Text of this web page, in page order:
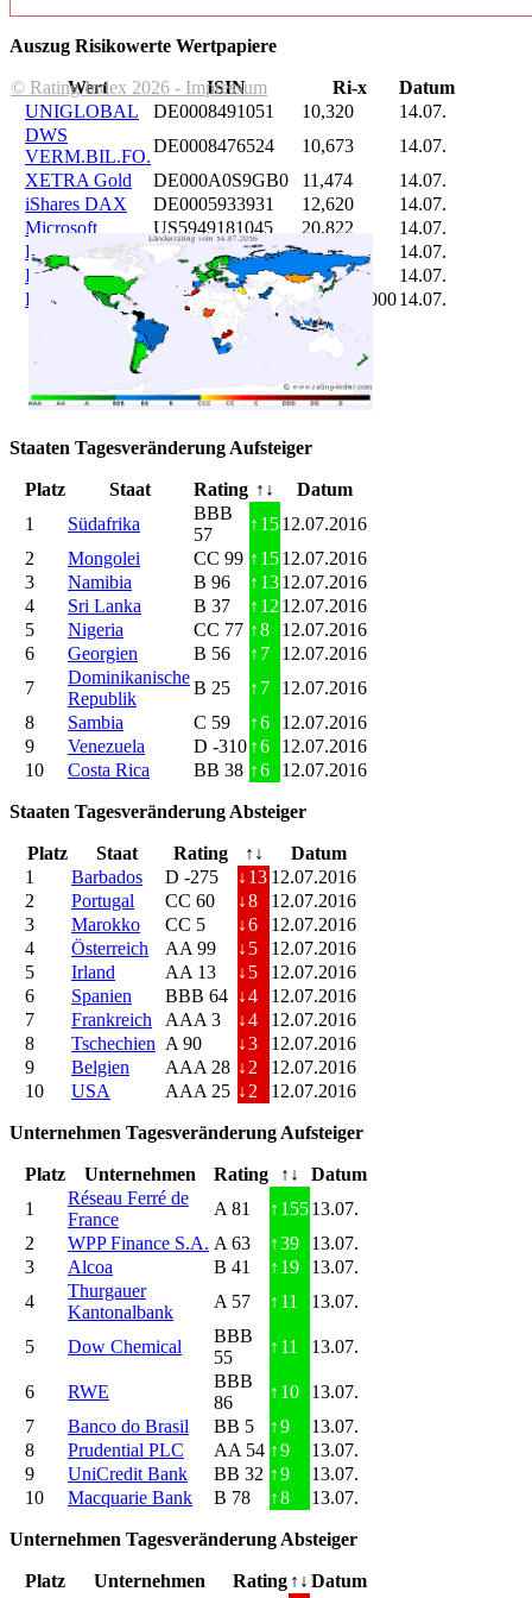
© Rating Index 2026 - Impressum
Auszug Risikowerte Wertpapiere
Wert ISIN Ri-x
Datum
UNIGLOBAL
DE0008491051 10,320
14.07.
DWS
VERM.BIL.FO.
DE0008476524 10,673
14.07.
XETRA Gold
DE000A0S9GB0 11,474
14.07.
iShares DAX
DE0005933931 12,620
14.07.
Microsoft
US5949181045 20,822
14.07.
DAIMLER
DE0007100000 46,047
14.07.
Brent Oil
DE000A0KRKM571,382
14.07.
Bitcoin
BITCOIN 185.899,00014.07.
Staaten Tagesveränderung Aufsteiger
Platz Staat Rating ↑↓
Datum
1
Südafrika
BBB
57
↑ 1512.07.2016
2
Mongolei CC 99 ↑ 1512.07.2016
3
Namibia B 96 ↑ 1312.07.2016
4
Sri Lanka B 37 ↑ 12 12.07.2016
5
Nigeria CC 77 ↑8
12.07.2016
6
Georgien B 56 ↑ 7
12.07.2016
7
Dominikanische
Republik
B 25 ↑ 7
12.07.2016
8
Sambia C 59 ↑6
12.07.2016
9
Venezuela D -310 ↑6
12.07.2016
10
Costa Rica BB 38 ↑6 12.07.2016
Staaten Tagesveränderung Absteiger
Platz Staat Rating ↑↓
Datum
1
Barbados D -275 ↓ 13 12.07.2016
2
Portugal CC 60 ↓8
12.07.2016
3
Marokko CC 5 ↓6
12.07.2016
4
Österreich AA 99 ↓ 5
12.07.2016
5
Irland AA 13 ↓ 5
12.07.2016
6
Spanien BBB 64 ↓4
12.07.2016
7
Frankreich AAA 3 ↓4
12.07.2016
8
Tschechien A 90 ↓3
12.07.2016
9
Belgien AAA 28 ↓ 2
12.07.2016
10
USA AAA 25 ↓ 2 12.07.2016
Unternehmen Tagesveränderung Aufsteiger
Platz Unternehmen Rating ↑↓
Datum
1
Réseau Ferré de
France
A 81 ↑ 15513.07.
2
WPP Finance S.A. A 63 ↑39
13.07.
3
Alcoa B 41 ↑ 19
13.07.
4
Thurgauer
Kantonalbank
A 57 ↑ 11 13.07.
5 Dow Chemical
BBB
55
↑ 11 13.07.
6 RWE
BBB
86
↑ 10
13.07.
7
Banco do Brasil BB 5 ↑9
13.07.
8
Prudential PLC AA 54 ↑9
13.07.
9
UniCredit Bank BB 32 ↑9
13.07.
10
Macquarie Bank B 78 ↑8 13.07.
Unternehmen Tagesveränderung Absteiger
Platz Unternehmen Rating ↑↓ Datum